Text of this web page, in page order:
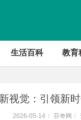
生活百科 教育
视觉：引领新
2026-05-14 / 芬奇网 /